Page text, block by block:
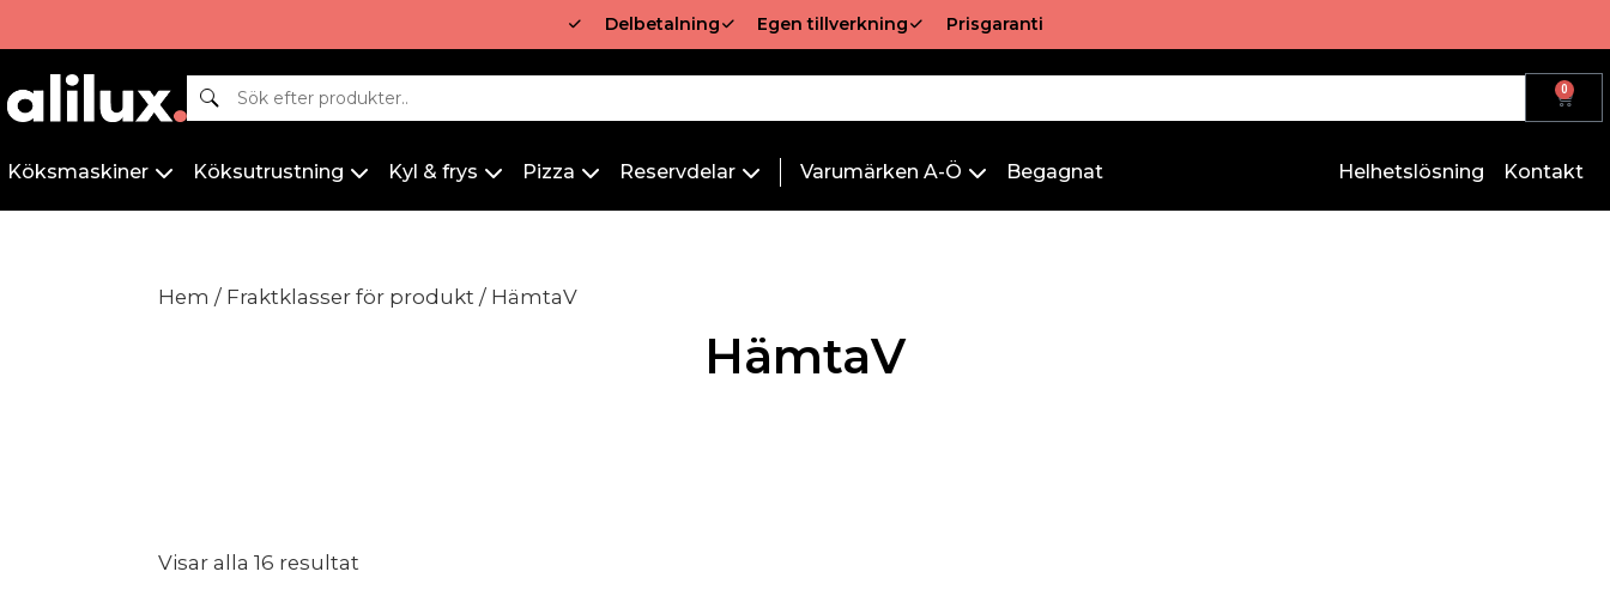
Delbetalning Egen tillverkning Prisgaranti
Sök 0
Köksmaskiner Köksutrustning Kyl & frys Pizza Reservdelar Varumärken A-Ö Begagnat Helhetslösning Kontakt
Hem / Fraktklasser för produkt / HämtaV
HämtaV
Visar alla 16 resultat